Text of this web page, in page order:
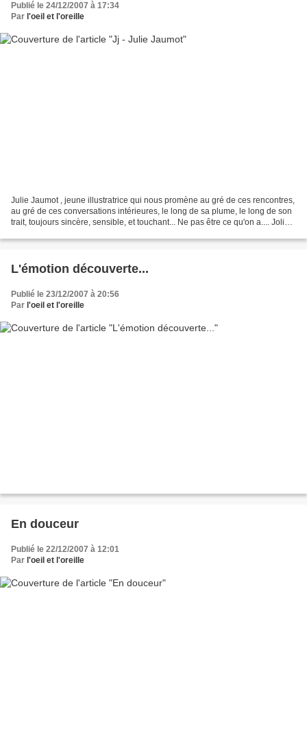
Publié le 24/12/2007 à 17:34
Par l'oeil et l'oreille
Julie Jaumot , jeune illustratrice qui nous promène au gré de ces rencontres,
au gré de ces conversations intérieures, le long de sa plume, le long de son
trait, toujours sincère, sensible, et touchant... Ne pas être ce qu'on a.... Joli
L'émotion découverte...
Publié le 23/12/2007 à 20:56
Par l'oeil et l'oreille
En douceur
Publié le 22/12/2007 à 12:01
Par l'oeil et l'oreille